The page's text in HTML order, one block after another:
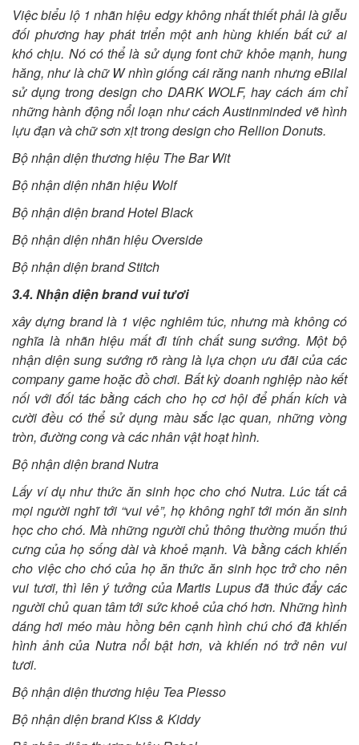
Việc biểu lộ 1 nhãn hiệu edgy không nhất thiết phải là giễu
đối phương hay phát triển một anh hùng khiến bất cứ ai
khó chịu. Nó có thể là sử dụng font chữ khỏe mạnh, hung
hăng, như là chữ W nhìn giống cái răng nanh nhưng eBilal
sử dụng trong design cho DARK WOLF, hay cách ám chỉ
những hành động nổi loạn như cách Austinminded vẽ hình
lựu đạn và chữ sơn xịt trong design cho Rellion Donuts.
Bộ nhận diện thương hiệu The Bar Wit
Bộ nhận diện nhãn hiệu Wolf
Bộ nhận diện brand Hotel Black
Bộ nhận diện nhãn hiệu Overside
Bộ nhận diện brand Stitch
3.4. Nhận diện brand vui tươi
xây dựng brand là 1 việc nghiêm túc, nhưng mà không có
nghĩa là nhãn hiệu mất đi tính chất sung sướng. Một bộ
nhận diện sung sướng rõ ràng là lựa chọn ưu đãi của các
company game hoặc đồ chơi. Bất kỳ doanh nghiệp nào kết
nối với đối tác bằng cách cho họ cơ hội để phấn kích và
cười đều có thể sử dụng màu sắc lạc quan, những vòng
tròn, đường cong và các nhân vật hoạt hình.
Bộ nhận diện brand Nutra
Lấy ví dụ như thức ăn sinh học cho chó Nutra. Lúc tất cả
mọi người nghĩ tới “vui vẻ”, họ không nghĩ tới món ăn sinh
học cho chó. Mà những người chủ thông thường muốn thú
cưng của họ sống dài và khoẻ mạnh. Và bằng cách khiến
cho việc cho chó của họ ăn thức ăn sinh học trở cho nên
vui tươi, thì lên ý tưởng của Martis Lupus đã thúc đẩy các
người chủ quan tâm tới sức khoẻ của chó hơn. Những hình
dáng hơi méo màu hồng bên cạnh hình chú chó đã khiến
hình ảnh của Nutra nổi bật hơn, và khiến nó trở nên vui
tươi.
Bộ nhận diện thương hiệu Tea Piesso
Bộ nhận diện brand Kiss & Kiddy